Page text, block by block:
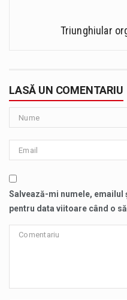
Triunghiular
LASĂ UN COMENTARIU
Salvează-mi numele, emailul
pentru data viitoare când o